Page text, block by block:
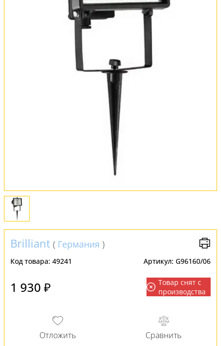
Установка
Brilliant ( Германия )
Код товара: 49241 Артикул: G96160/06
1 930 ₽
Товар снят с
производства